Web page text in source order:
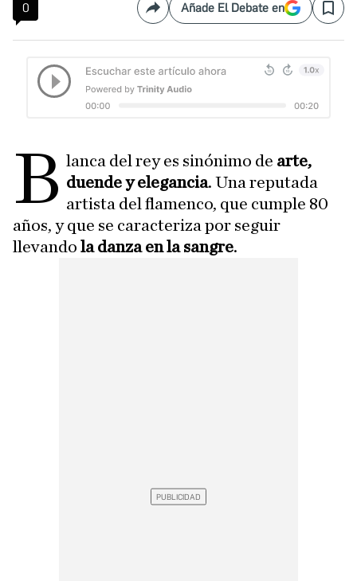
0 CompartirAñade El Debate en Save
B lanca del rey es sinónimo de arte,
duende y elegancia. Una reputada
artista del flamenco, que cumple 80
años, y que se caracteriza por seguir
llevando la danza en la sangre.